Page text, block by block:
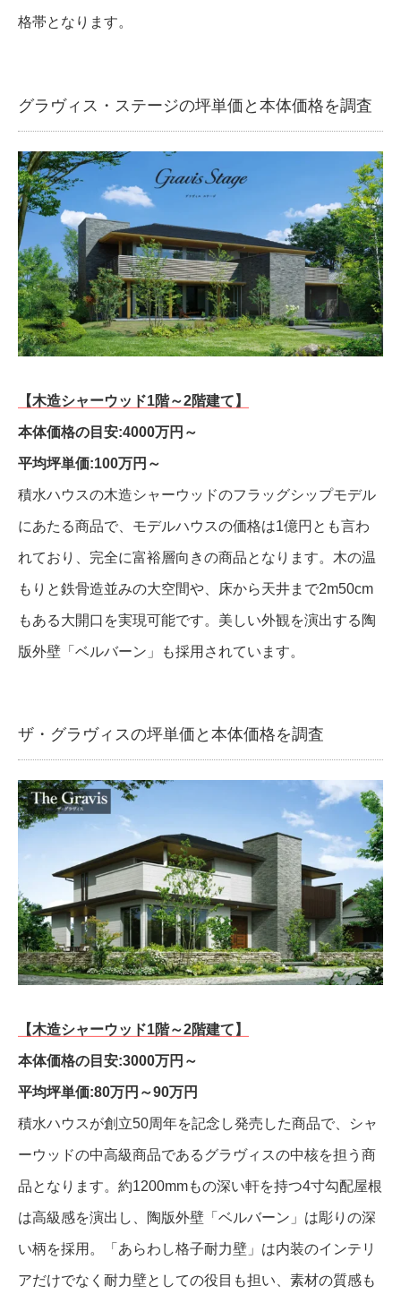
格帯となります。
グラヴィス・ステージの坪単価と本体価格を調査
【木造シャーウッド1階～2階建て】
本体価格の目安:4000万円～
平均坪単価:100万円～
積水ハウスの木造シャーウッドのフラッグシップモデル
にあたる商品で、モデルハウスの価格は1億円とも言わ
れており、完全に富裕層向きの商品となります。木の温
もりと鉄骨造並みの大空間や、床から天井まで2m50cm
もある大開口を実現可能です。美しい外観を演出する陶
版外壁「ベルバーン」も採用されています。
ザ・グラヴィスの坪単価と本体価格を調査
【木造シャーウッド1階～2階建て】
本体価格の目安:3000万円～
平均坪単価:80万円～90万円
積水ハウスが創立50周年を記念し発売した商品で、シャ
ーウッドの中高級商品であるグラヴィスの中核を担う商
品となります。約1200mmもの深い軒を持つ4寸勾配屋根
は高級感を演出し、陶版外壁「ベルバーン」は彫りの深
い柄を採用。「あらわし格子耐力壁」は内装のインテリ
アだけでなく耐力壁としての役目も担い、素材の質感も